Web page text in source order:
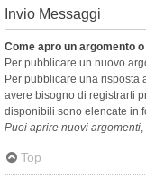
Invio Messaggi
Come apro un argomento
Per pubblicare un nuovo
Per pubblicare una risposta
avere bisogno di registrarti
disponibili sono elencate in
Puoi aprire nuovi argomenti,
Top